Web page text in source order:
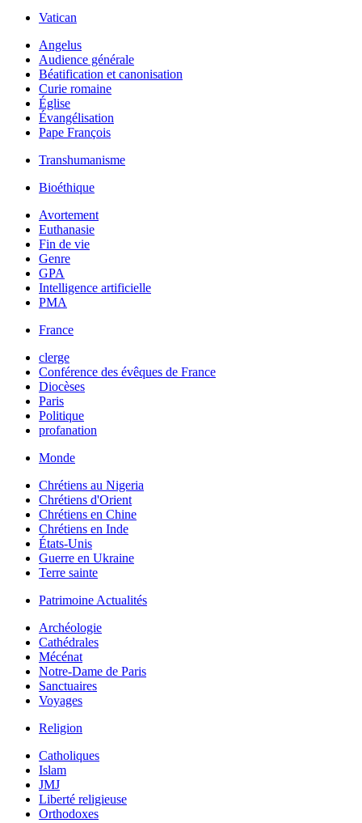
Vatican
Angelus
Audience générale
Béatification et canonisation
Curie romaine
Église
Évangélisation
Pape François
Transhumanisme
Bioéthique
Avortement
Euthanasie
Fin de vie
Genre
GPA
Intelligence artificielle
PMA
France
clerge
Conférence des évêques de France
Diocèses
Paris
Politique
profanation
Monde
Chrétiens au Nigeria
Chrétiens d'Orient
Chrétiens en Chine
Chrétiens en Inde
États-Unis
Guerre en Ukraine
Terre sainte
Patrimoine Actualités
Archéologie
Cathédrales
Mécénat
Notre-Dame de Paris
Sanctuaires
Voyages
Religion
Catholiques
Islam
JMJ
Liberté religieuse
Orthodoxes